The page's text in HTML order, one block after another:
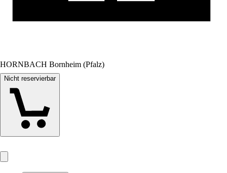
HORNBACH Bornheim (Pfalz)
Nicht reservierbar